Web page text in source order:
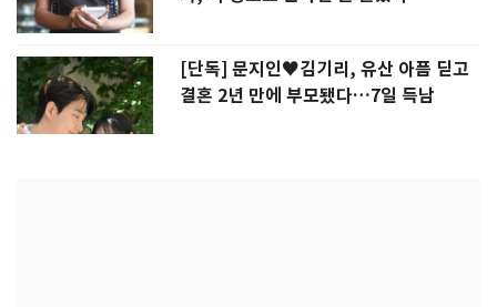
[단독] 문지인♥김기리, 유산 아픔 딛고
결혼 2년 만에 부모됐다…7일 득남